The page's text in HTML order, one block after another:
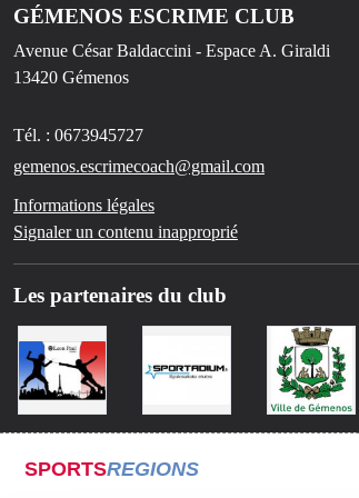
GÉMENOS ESCRIME CLUB
Avenue César Baldaccini - Espace A. Giraldi
13420 Gémenos
Tél. : 0673945727
gemenos.escrimecoach@gmail.com
Informations légales
Signaler un contenu inapproprié
Les partenaires du club
SPORTSREGIONS